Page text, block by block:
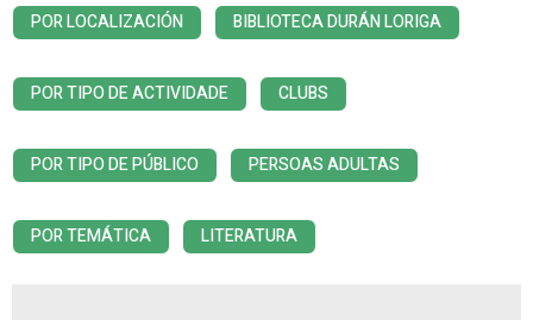
POR LOCALIZACIÓN BIBLIOTECA DURÁN LORIGA
POR TIPO DE ACTIVIDADE CLUBS
POR TIPO DE PÚBLICO PERSOAS ADULTAS
POR TEMÁTICA LITERATURA